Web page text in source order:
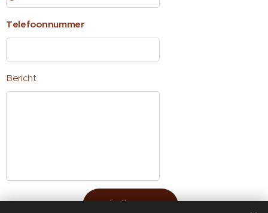
Telefoonnummer
Bericht
Indienen